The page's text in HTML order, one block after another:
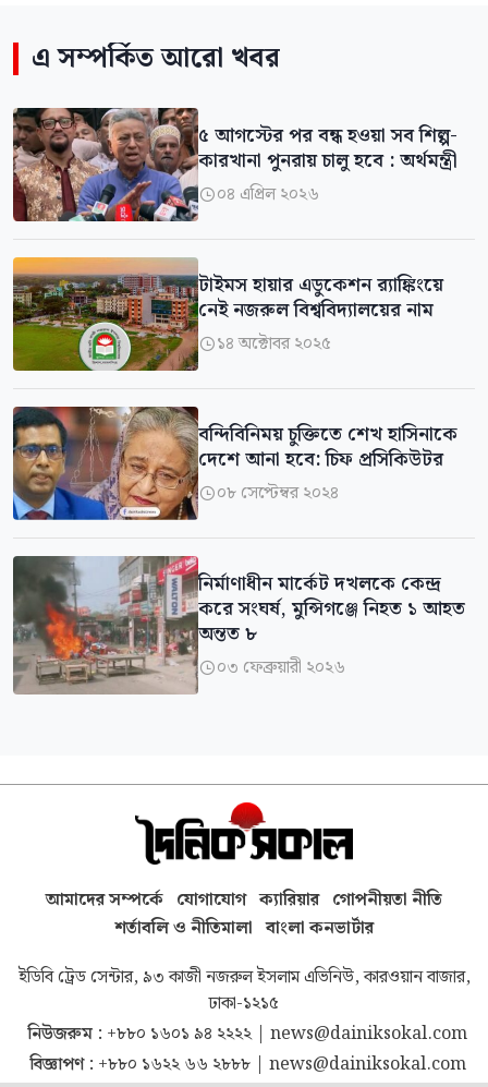
এ সম্পর্কিত আরো খবর
৫ আগস্টের পর বন্ধ হওয়া সব শিল্প-
কারখানা পুনরায় চালু হবে : অর্থমন্ত্রী
০৪ এপ্রিল ২০২৬
টাইমস হায়ার এডুকেশন র‍্যাঙ্কিংয়ে
নেই নজরুল বিশ্ববিদ্যালয়ের নাম
১৪ অক্টোবর ২০২৫
বন্দিবিনিময় চুক্তিতে শেখ হাসিনাকে
দেশে আনা হবে: চিফ প্রসিকিউটর
০৮ সেপ্টেম্বর ২০২৪
নির্মাণাধীন মার্কেট দখলকে কেন্দ্র
করে সংঘর্ষ, মুন্সিগঞ্জে নিহত ১ আহত
অন্তত ৮
০৩ ফেব্রুয়ারী ২০২৬
আমাদের সম্পর্কে যোগাযোগ ক্যারিয়ার গোপনীয়তা নীতি
শর্তাবলি ও নীতিমালা বাংলা কনভার্টার
ইডিবি ট্রেড সেন্টার, ৯৩ কাজী নজরুল ইসলাম এভিনিউ, কারওয়ান বাজার,
ঢাকা-১২১৫
নিউজরুম : +৮৮০ ১৬০১ ৯৪ ২২২২| news@dainiksokal.com
বিজ্ঞাপণ : +৮৮০ ১৬২২ ৬৬ ২৮৮৮| news@dainiksokal.com